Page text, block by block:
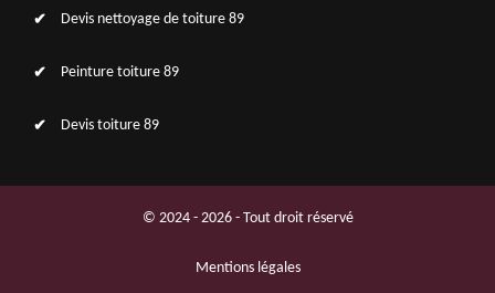
Devis nettoyage de toiture 89
Peinture toiture 89
Devis toiture 89
© 2024 - 2026 - Tout droit réservé
Mentions légales